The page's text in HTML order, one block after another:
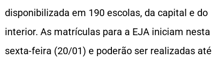
disponibilizada em 190 escolas, da capital e do
interior. As matrículas para a EJA iniciam nesta
sexta-feira (20/01) e poderão ser realizadas até